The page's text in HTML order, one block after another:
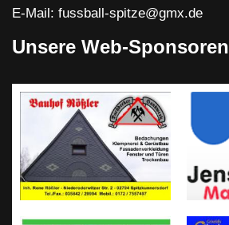
E-Mail: fussball-spitze@gmx.de
Unsere Web-Sponsoren